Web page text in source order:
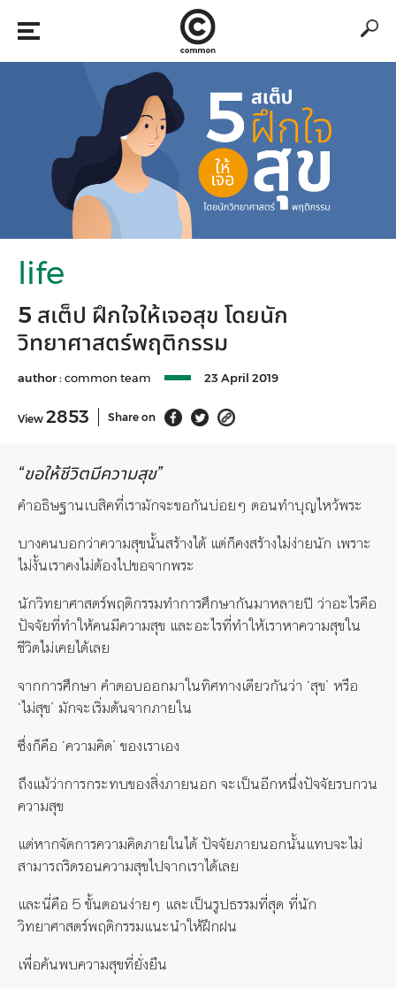
life
5 สเต็ป ฝึกใจให้เจอสุข โดยนัก
วิทยาศาสตร์พฤติกรรม
author :common team 23 April 2019
View 2853 Share on
“ขอให้ชีวิตมีความสุข”
คำอธิษฐานเบสิคที่เรามักจะขอกันบ่อยๆ ตอนทำบุญไหว้พระ
บางคนบอกว่าความสุขนั้นสร้างได้ แต่ก็คงสร้างไม่ง่ายนัก เพราะ
ไม่งั้นเราคงไม่ต้องไปขอจากพระ
นักวิทยาศาสตร์พฤติกรรมทำการศึกษากันมาหลายปี ว่าอะไรคือ
ปัจจัยที่ทำให้คนมีความสุข และอะไรที่ทำให้เราหาความสุขใน
ชีวิตไม่เคยได้เลย
จากการศึกษา คำตอบออกมาในทิศทางเดียวกันว่า ‘สุข’ หรือ
‘ไม่สุข’ มักจะเริ่มต้นจากภายใน
ซึ่งก็คือ ‘ความคิด’ ของเราเอง
ถึงแม้ว่าการกระทบของสิ่งภายนอก จะเป็นอีกหนึ่งปัจจัยรบกวน
ความสุข
แต่หากจัดการความคิดภายในได้ ปัจจัยภายนอกนั้นแทบจะไม่
สามารถริดรอนความสุขไปจากเราได้เลย
และนี่คือ 5 ขั้นตอนง่ายๆ และเป็นรูปธรรมที่สุด ที่นัก
วิทยาศาสตร์พฤติกรรมแนะนำให้ฝึกฝน
เพื่อค้นพบความสุขที่ยั่งยืน